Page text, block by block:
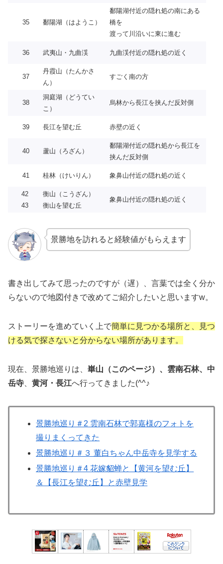
35 鄱陽湖（はようこ）
鄱陽湖付近の隠れ処の南にある
橋を
渡って川沿いに東に進む
36 武夷山・九曲渓 九曲渓付近の隠れ処の近く
37
丹霞山（たんかさ
ん）
すごく南の方
38
洞庭湖（どうてい
こ）
烏林から長江を挟んだ反対側
39 長江を望む丘 赤壁の近く
40 蘆山（ろざん）
鄱陽湖付近の隠れ処から長江を
挟んだ反対側
41 桂林（けいりん） 象鼻山付近の隠れ処の近く
42
43
衡山（こうざん）
衡山を望む丘
象鼻山付近の隠れ処の近く
景勝地を訪れると経験値がもらえます
書き出してみて思ったのですが（遅）、言葉では全く分か
らないので地図付きで改めてご紹介したいと思いますw。
ストーリーを進めていく上で簡単に見つかる場所と、見つ
ける気で探さないと分からない場所があります。
現在、景勝地巡りは、 崋山（このページ）、雲南石林、中
岳寺
黄河・長江へ行ってきました(^^♪
景勝地巡り＃2 雲南石林で郭嘉様のフォトを
撮りまくってきた
景勝地巡り＃３ 董白ちゃん中岳寺を見学する
景勝地巡り＃4 花嫁貂蝉と【黄河を望む丘】
＆【長江を望む丘】と赤壁見学